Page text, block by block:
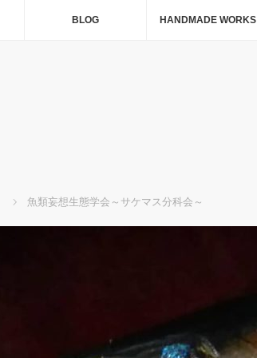
BLOG HANDMADE WORKS
魚類妄想生態学会～サケマス分科会～